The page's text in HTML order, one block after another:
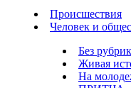
Происшествия
Человек и
Без
Живая
На